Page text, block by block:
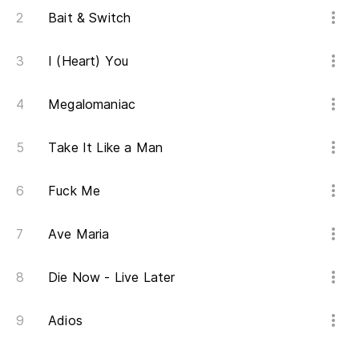
Bait & Switch
I (Heart) You
Megalomaniac
Take It Like a Man
Fuck Me
Ave Maria
Die Now - Live Later
Adios